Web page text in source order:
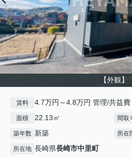
【外観】
賃料 4.7万円～4.8万円 管理/共益費
面積 22.13㎡ 間取
築年数 新築 所在
所在地 長崎県長崎市中里町